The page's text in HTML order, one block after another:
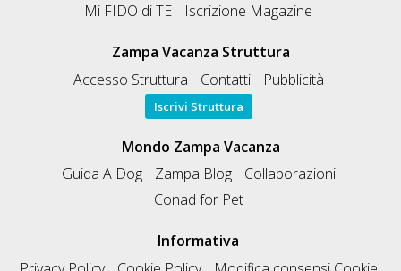
Mi FIDO di TE
Iscrizione Magazine
Zampa Vacanza Struttura
Accesso Struttura
Contatti Pubblicità
Iscrivi Struttura
Mondo Zampa Vacanza
Guida A Dog
Zampa Blog
Collaborazioni
Conad for Pet
Informativa